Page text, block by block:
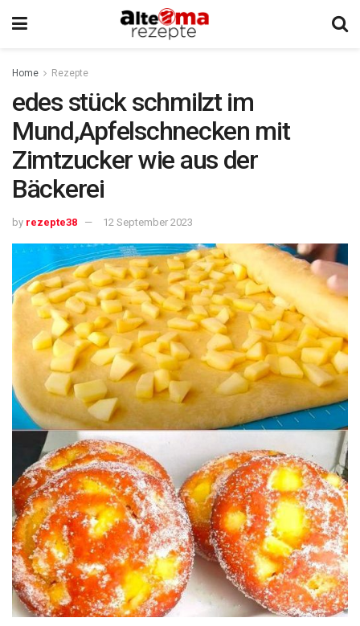
Home Rezepte
edes stück schmilzt im
Mund,Apfelschnecken mit
Zimtzucker wie aus der
Bäckerei
by rezepte38 12 September 2023